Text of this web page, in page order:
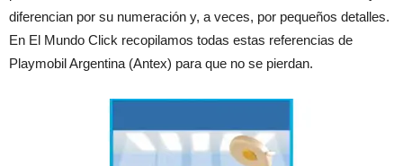
diferencian por su numeración y, a veces, por pequeños detalles.
En El Mundo Click recopilamos todas estas referencias de
Playmobil Argentina (Antex) para que no se pierdan.